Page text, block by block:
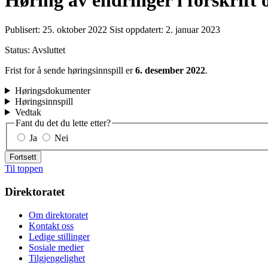
Publisert: 25. oktober 2022 Sist oppdatert: 2. januar 2023
Status: Avsluttet
Frist for å sende høringsinnspill er6. desember 2022.
Høringsdokumenter
Høringsinnspill
Vedtak
Fant du det du lette etter?
Ja
Nei
Fortsett
Til toppen
Direktoratet
Om direktoratet
Kontakt oss
Ledige stillinger
Sosiale medier
Tilgjengelighet